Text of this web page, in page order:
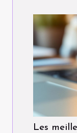
Les